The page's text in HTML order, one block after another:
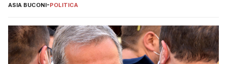
ASIA BUCONI-POLITICA